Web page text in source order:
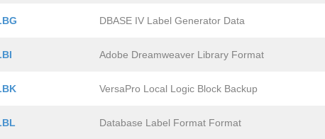
DBASE IV Label Generator Data
Adobe Dreamweaver Library Format
VersaPro Local Logic Block Backup
Database Label Format Format